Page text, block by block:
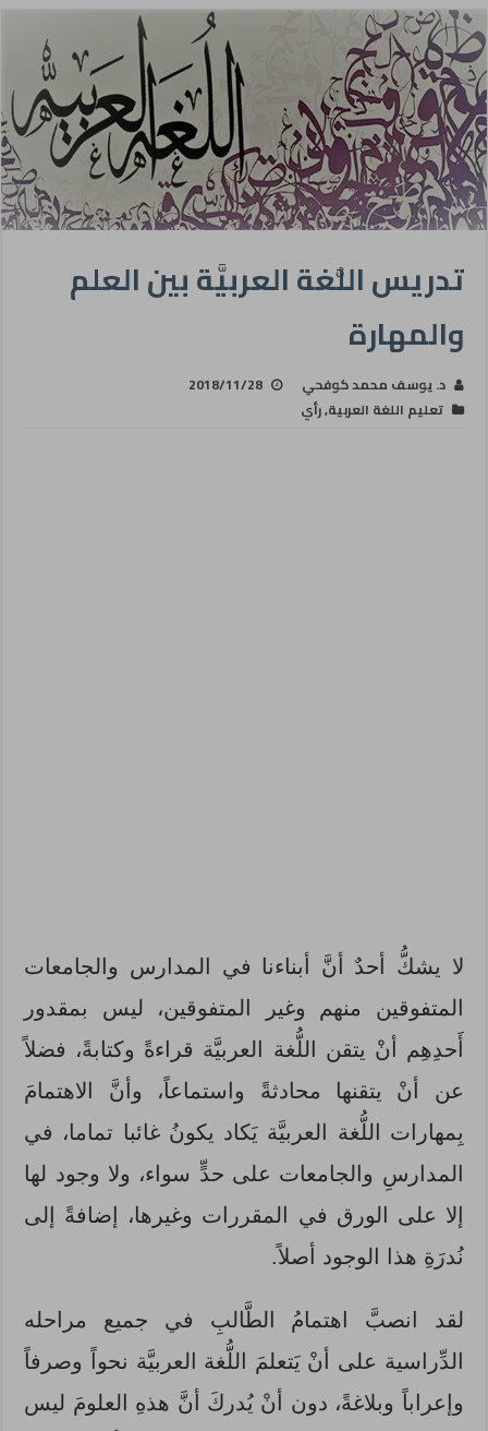
تدريس اللُّغة العربيَّة بين العلم
والمهارة
د. يوسف محمد كوفحي
2018/11/28
تعليم اللغة العربية,رأي
لا يشكُّ أحدٌ أنَّ أبناءنا في المدارس والجامعات
المتفوقين منهم وغير المتفوقين، ليس بمقدور
أَحدِهِم أنْ يتقن اللُّغة العربيَّة قراءةً وكتابةً، فضلاً
عن أنْ يتقنها محادثةً واستماعاً، وأنَّ الاهتمامَ
بِمهارات اللُّغة العربيَّة يَكاد يكونُ غائبا تماما، في
المدارسِ والجامعات على حدٍّ سواء، ولا وجود لها
إلا على الورق في المقررات وغيرها، إضافةً إلى
نُدرَةِ هذا الوجود أصلاً.
لقد انصبَّ اهتمامُ الطَّالبِ في جميع مراحله
الدِّراسية على أنْ يَتعلمَ اللُّغة العربيَّة نحواً وصرفاً
وإعراباً وبلاغةً، دون أنْ يُدركَ أنَّ هذهِ العلومَ ليس